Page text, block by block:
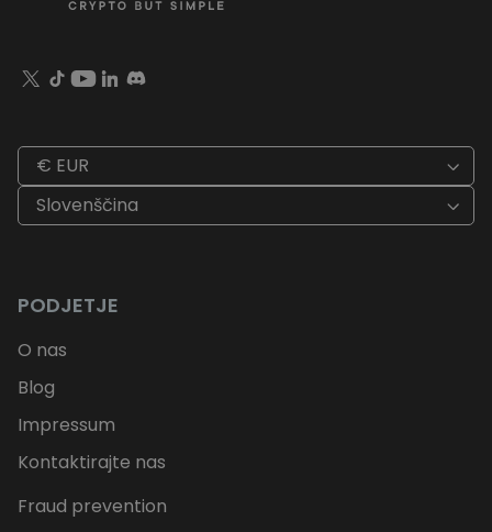
€ EUR
Slovenščina
PODJETJE
O nas
Blog
Impressum
Kontaktirajte nas
Fraud prevention